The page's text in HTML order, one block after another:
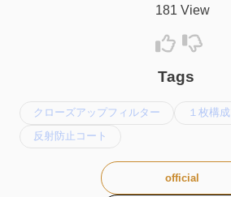
181 View
Tags
クローズアップフィルター
１枚構
反射防止コート
official